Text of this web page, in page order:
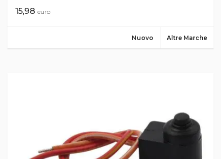
15,98 euro
Altre Marche
Nuovo